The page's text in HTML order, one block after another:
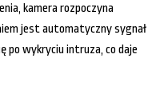
kamera rozpoczyna
jest automatyczny sygnał
po wykryciu intruza, co daje